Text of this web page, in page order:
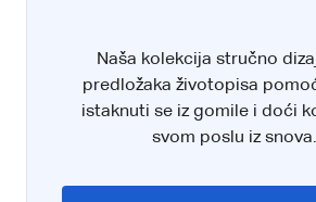
Naša kolekcija stručno
predložaka životopisa
istaknuti se iz gomile i doći
svom poslu iz snova.